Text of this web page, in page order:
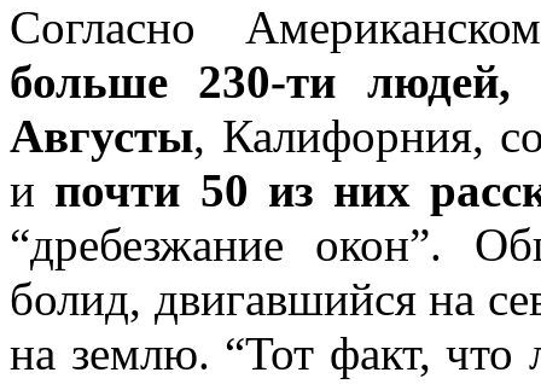
Согласно
больше 230-ти
Августы, Калифорния,
и почти 50 из них
“дребезжание окон”.
болид, двигавшийся на
на землю. “Тот факт,